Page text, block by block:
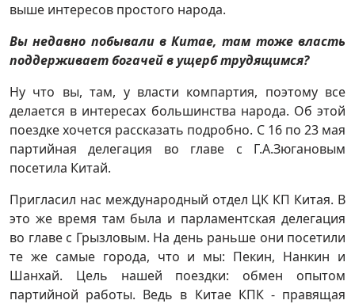
выше интересов простого народа.
Вы недавно побывали в Китае, там тоже власть
поддерживает богачей в ущерб трудящимся?
Ну что вы, там, у власти компартия, поэтому все
делается в интересах большинства народа. Об этой
поездке хочется рассказать подробно. С 16 по 23 мая
партийная делегация во главе с Г.А.Зюгановым
посетила Китай.
Пригласил нас международный отдел ЦК КП Китая. В
это же время там была и парламентская делегация
во главе с Грызловым. На день раньше они посетили
те же самые города, что и мы: Пекин, Нанкин и
Шанхай. Цель нашей поездки: обмен опытом
партийной работы. Ведь в Китае КПК - правящая